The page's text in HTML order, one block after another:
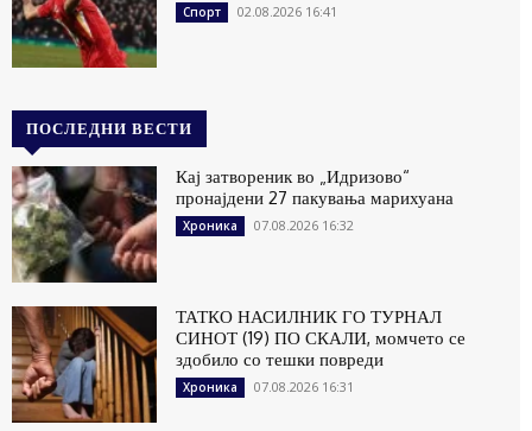
Спорт 02.08.2026 16:41
ПОСЛЕДНИ ВЕСТИ
Кај затвореник во „Идризово“
пронајдени 27 пакувања марихуана
Хроника 07.08.2026 16:32
ТАТКО НАСИЛНИК ГО ТУРНАЛ
СИНОТ (19) ПО СКАЛИ, момчето се
здобило со тешки повреди
Хроника 07.08.2026 16:31